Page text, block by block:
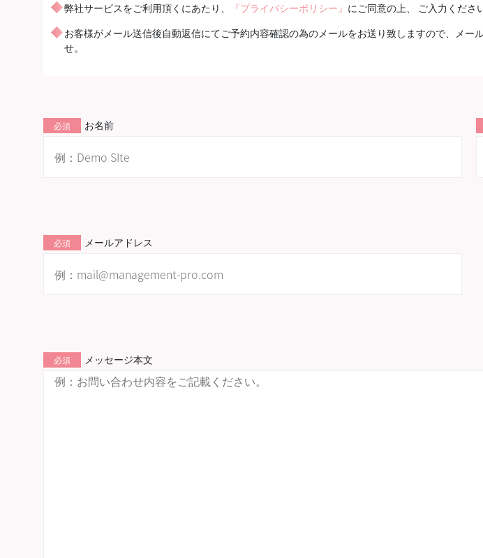
弊社サービスをご利用頂くにあたり、 『プライバシーポリシー』 にご同意の上、 ご入力くださ
お客様がメール送信後自動返信にてご予約内容確認の為のメールをお送り致しますので、メ
せ。
必須 お名前
必須 メールアドレス
必須 メッセージ本文